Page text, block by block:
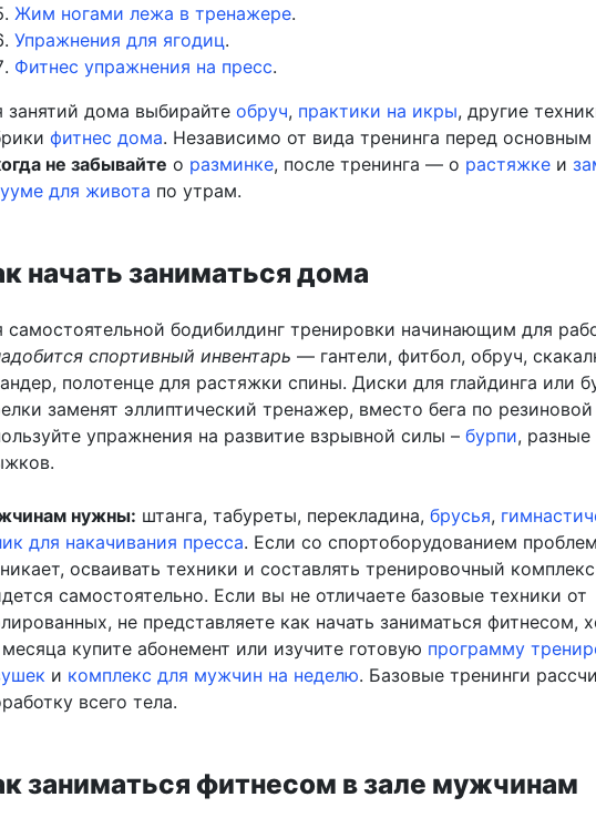
Жим ногами лежа в тренажере.
Упражнения для ягодиц.
Фитнес упражнения на пресс.
занятий дома выбирайте обруч, практики на икры, другие
фитнес дома. Независимо от вида тренинга перед
не забывайте о разминке, после тренинга — о растяжке и
для живота по утрам.
начать заниматься дома
самостоятельной бодибилдинг тренировки начинающим для
спортивный инвентарь — гантели, фитбол, обруч,
полотенце для растяжки спины. Диски для глайдинга или
заменят эллиптический тренажер, вместо бега по резиновой
упражнения на развитие взрывной силы – бурпи, разные
нужны: штанга, табуреты, перекладина, брусья,
для накачивания пресса. Если со спортоборудованием
осваивать техники и составлять тренировочный
самостоятельно. Если вы не отличаете базовые техники от
не представляете как начать заниматься фитнесом,
купите абонемент или изучите готовую программу
и комплекс для мужчин на неделю. Базовые тренинги
всего тела.
заниматься фитнесом в зале мужчинам